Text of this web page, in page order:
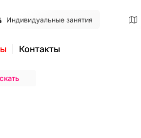
Контакты
Индивидуальные занятия